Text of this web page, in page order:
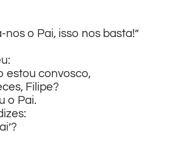
nos o Pai, isso nos basta!”
estou convosco,
Filipe?
o Pai.